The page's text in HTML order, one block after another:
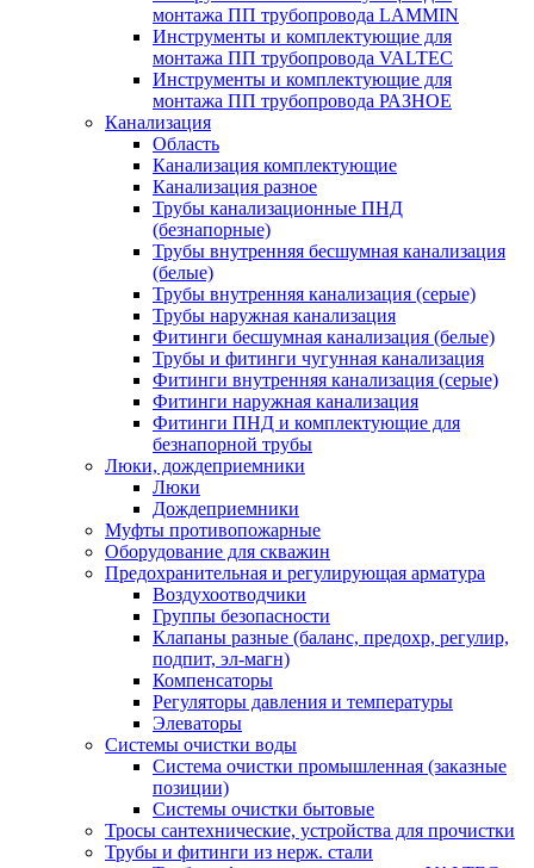
монтажа ПП трубопровода LAMMIN
Инструменты и комплектующие для
монтажа ПП трубопровода VALTEC
Инструменты и комплектующие для
монтажа ПП трубопровода РАЗНОЕ
Канализация
Область
Канализация комплектующие
Канализация разное
Трубы канализационные ПНД
(безнапорные)
Трубы внутренняя бесшумная канализация
(белые)
Трубы внутренняя канализация (серые)
Трубы наружная канализация
Фитинги бесшумная канализация (белые)
Трубы и фитинги чугунная канализация
Фитинги внутренняя канализация (серые)
Фитинги наружная канализация
Фитинги ПНД и комплектующие для
безнапорной трубы
Люки, дождеприемники
Люки
Дождеприемники
Муфты противопожарные
Оборудование для скважин
Предохранительная и регулирующая арматура
Воздухоотводчики
Группы безопасности
Клапаны разные (баланс, предохр, регулир,
подпит, эл-магн)
Компенсаторы
Регуляторы давления и температуры
Элеваторы
Системы очистки воды
Система очистки промышленная (заказные
позиции)
Системы очистки бытовые
Тросы сантехнические, устройства для прочистки
Трубы и фитинги из нерж. стали